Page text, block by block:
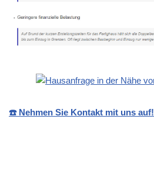
☎️ Nehmen Sie Kontakt mit uns auf!